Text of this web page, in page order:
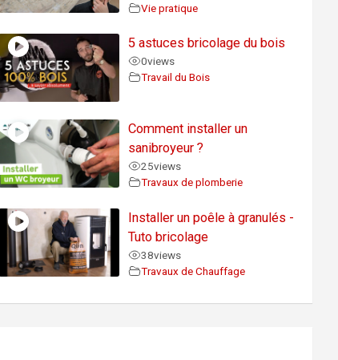
Vie pratique
5 astuces bricolage du bois
0views
Travail du Bois
Comment installer un
sanibroyeur ?
25views
Travaux de plomberie
Installer un poêle à granulés -
Tuto bricolage
38views
Travaux de Chauffage